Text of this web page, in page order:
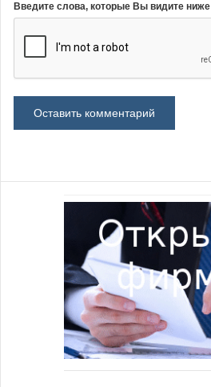
Введите слова, которые Вы видите ниже